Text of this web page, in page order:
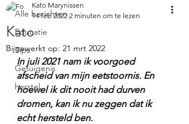
Alle berichten
Educatie
Tips
Getuigenis
herstel
Kato
Kato Marynissen
14 feb 2022 2 minuten om te lezen
Bijgewerkt op: 21 mrt 2022
In juli 2021 nam ik voorgoed
afscheid van mijn eetstoornis. En
hoewel ik dit nooit had durven
dromen, kan ik nu zeggen dat ik
echt hersteld ben.